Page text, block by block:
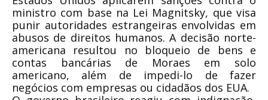
ministro com base na Lei Magnitsky, que visa
punir autoridades estrangeiras envolvidas em
abusos de direitos humanos. A decisão norte-
americana resultou no bloqueio de bens e
contas bancárias de Moraes em solo
americano, além de impedi-lo de fazer
negócios com empresas ou cidadãos dos EUA.